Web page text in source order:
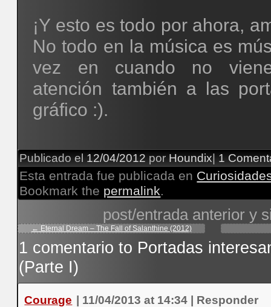
¡Y esto es todo por ahora,
No todo en la música es
vez en cuando no
atención también a las
gráfico :).
Publicado el 12/04/2012 por Houndix 1
Esta entrada fue publicada en
Bookmark the permalink.
post/entrada anterior y
← Eternal Dream – The Fall of Salanthine (2012)
1 comentario to Portadas
(Parte I)
Courage 11/04/2013 at 14:34 Responder